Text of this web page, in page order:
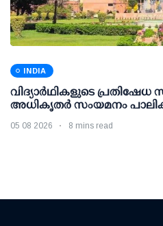
INDIA
വിദ്യാര്‍ഥികളുടെ
അധികൃതര്‍ സംയമനം
05 08 2026 8 mins read